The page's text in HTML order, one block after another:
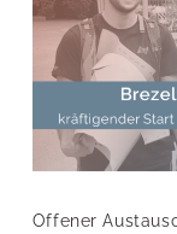
Offener